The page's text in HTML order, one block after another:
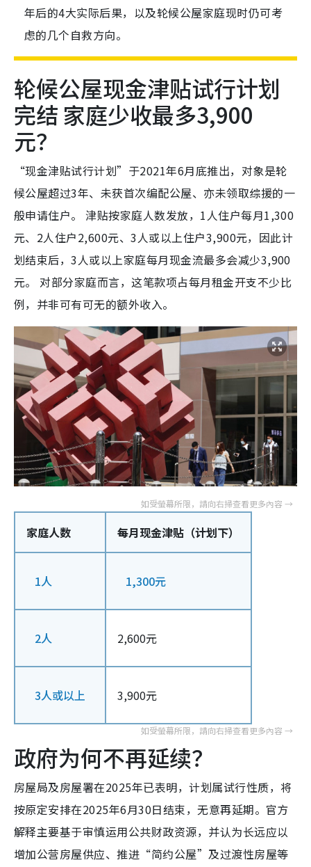
年后的4大实际后果，以及轮候公屋家庭现时仍可考
虑的几个自救方向。
轮候公屋现金津贴试行计划
完结 家庭少收最多3,900
元？
“现金津贴试行计划”于2021年6月底推出，对象是轮
候公屋超过3年、未获首次编配公屋、亦未领取综援的一
般申请住户。 津贴按家庭人数发放，1人住户每月1,300
元、2人住户2,600元、3人或以上住户3,900元，因此计
划结束后，3人或以上家庭每月现金流最多会减少3,900
元。 对部分家庭而言，这笔款项占每月租金开支不少比
例，并非可有可无的额外收入。
家庭人数 每月现金津贴（计划下）
1人 1,300元
2人 2,600元
3人或以上 3,900元
政府为何不再延续？
房屋局及房屋署在2025年已表明，计划属试行性质，将
按原定安排在2025年6月30日结束，无意再延期。官方
解释主要基于审慎运用公共财政资源，并认为长远应以
增加公营房屋供应、推进“简约公屋”及过渡性房屋等